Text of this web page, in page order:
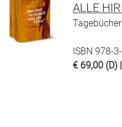
ALLE
ISBN 978-
€ 69,00 (D)